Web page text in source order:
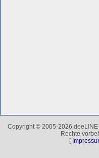
Copyright © 2005-2026
Rechte
[